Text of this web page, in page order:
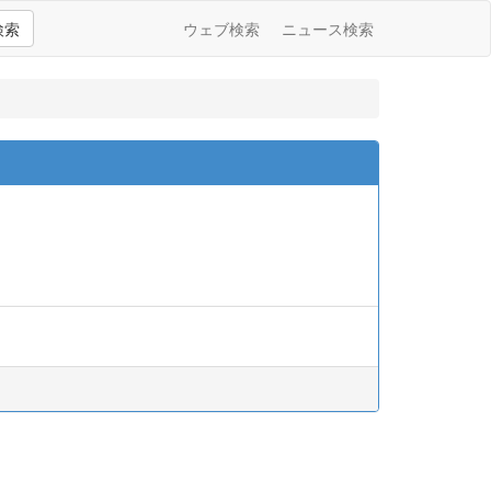
索 ウェブ検索 ニュース検索